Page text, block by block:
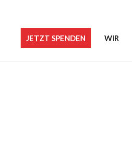
JETZT SPENDEN WIR